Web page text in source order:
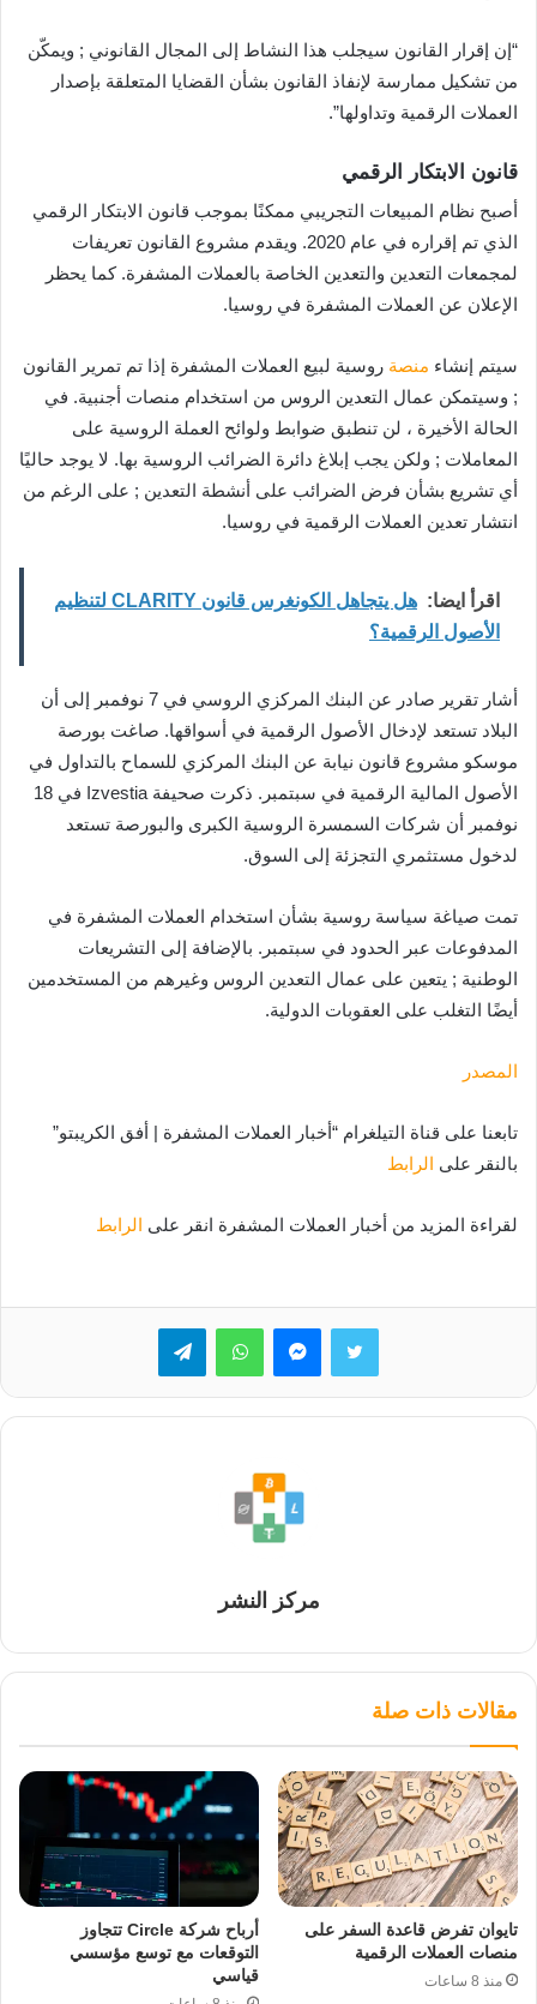
“إن إقرار القانون سيجلب هذا النشاط إلى المجال القانوني ; ويمكّن
من تشكيل ممارسة لإنفاذ القانون بشأن القضايا المتعلقة بإصدار
العملات الرقمية وتداولها”.
قانون الابتكار الرقمي
أصبح نظام المبيعات التجريبي ممكنًا بموجب قانون الابتكار الرقمي
الذي تم إقراره في عام 2020. ويقدم مشروع القانون تعريفات
لمجمعات التعدين والتعدين الخاصة بالعملات المشفرة. كما يحظر
الإعلان عن العملات المشفرة في روسيا.
سيتم إنشاء منصة روسية لبيع العملات المشفرة إذا تم تمرير القانون
; وسيتمكن عمال التعدين الروس من استخدام منصات أجنبية. في
الحالة الأخيرة ، لن تنطبق ضوابط ولوائح العملة الروسية على
المعاملات ; ولكن يجب إبلاغ دائرة الضرائب الروسية بها. لا يوجد حاليًا
أي تشريع بشأن فرض الضرائب على أنشطة التعدين ; على الرغم من
انتشار تعدين العملات الرقمية في روسيا.
اقرأ ايضا:
هل يتجاهل الكونغرس قانون CLARITY لتنظيم
الأصول الرقمية؟
أشار تقرير صادر عن البنك المركزي الروسي في 7 نوفمبر إلى أن
البلاد تستعد لإدخال الأصول الرقمية في أسواقها. صاغت بورصة
موسكو مشروع قانون نيابة عن البنك المركزي للسماح بالتداول في
الأصول المالية الرقمية في سبتمبر. ذكرت صحيفة Izvestia في 18
نوفمبر أن شركات السمسرة الروسية الكبرى والبورصة تستعد
لدخول مستثمري التجزئة إلى السوق.
تمت صياغة سياسة روسية بشأن استخدام العملات المشفرة في
المدفوعات عبر الحدود في سبتمبر. بالإضافة إلى التشريعات
الوطنية ; يتعين على عمال التعدين الروس وغيرهم من المستخدمين
أيضًا التغلب على العقوبات الدولية.
المصدر
تابعنا على قناة التيلغرام “أخبار العملات المشفرة | أفق الكريبتو”
بالنقر على الرابط
لقراءة المزيد من أخبار العملات المشفرة انقر على الرابط
تويتر ماسنجرواتساب تيلقرام
مركز النشر
مقالات ذات صلة
تايوان تفرض قاعدة السفر على
منصات العملات الرقمية
منذ 8 ساعات
أرباح شركة Circle تتجاوز
التوقعات مع توسع مؤسسي
قياسي